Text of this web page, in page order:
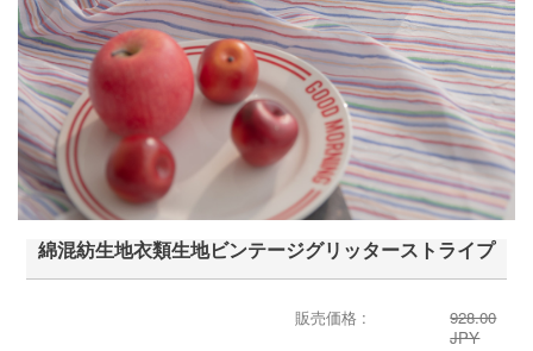
綿混紡生地衣類生地ビンテージグリッターストライプ
販売価格 :
928.00
JPY